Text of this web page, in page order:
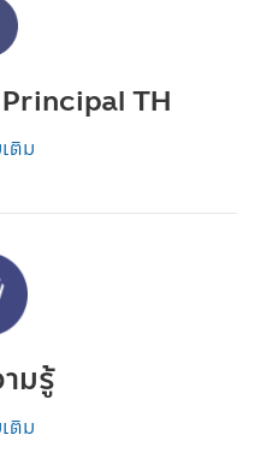
TH
ติม
มรู้
ติม